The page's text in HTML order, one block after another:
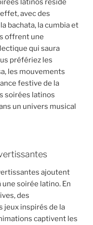
latinos réside
avec des
bachata, la cumbia et
offrent une
qui saura
préfériez les
les mouvements
festive de la
soirées latinos
un univers musical
ajoutent
soirée latino. En
des
jeux inspirés de la
captivent les